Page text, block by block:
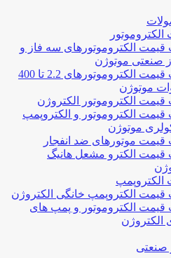
الکتروموتورهای سه فاز و
صنعتی موتوژن
لیست قیمت الکتروموتورهای 2.2 تا 400
موتوژن
الکتروموتور الکتروژن
الکتروموتور و الکتروپمپ
موتوژن
موتورهای ضد انفجار
الکترو مشعل هانیگ
الکتروپمپ خانگی الکتروژن
الکتروموتور و پمپ های
الکتروژن
صنعتی